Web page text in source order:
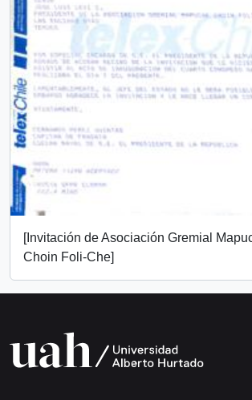
[Invitación de Asociación Gremial
Choin Foli-Che]